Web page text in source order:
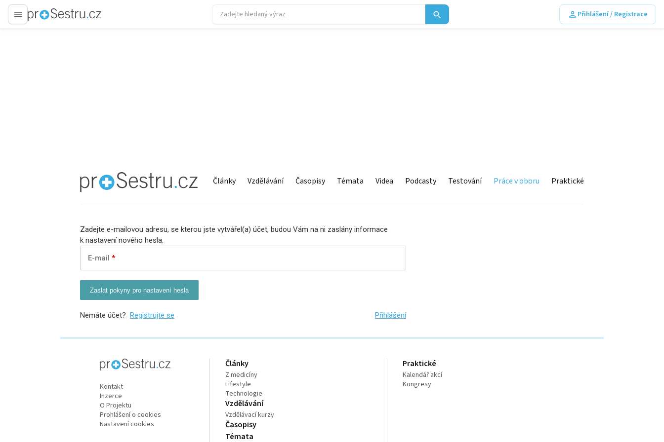
proLékaře.cz
Přihlášení / Registrace
proLékaře.cz Články Vzdělávání Časopisy Témata Videa Podcasty Testování Práce v oboru Praktické
Zadejte e-mailovou adresu, se kterou jste vytvářel(a) účet, budou Vám na ni zaslány informace
k nastavení nového hesla.
E-mail
Zaslat pokyny pro nastavení hesla
Přihlášení
Nemáte účet? Registrujte se
Kontakt
Inzerce
O Projektu
Prohlášení o cookies
Nastavení cookies
Články
Z medicíny
Lifestyle
Technologie
Vzdělávání
Vzdělávací kurzy
Časopisy
Témata
Praktické
Kalendář akcí
Kongresy